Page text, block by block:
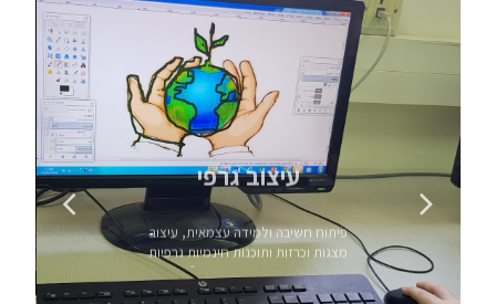
עיצוב גרפי
פיתוח חשיבה ולמידה עצמאית, עיצוב
מצגות וכרזות ותוכנות חינמיות גרפיות